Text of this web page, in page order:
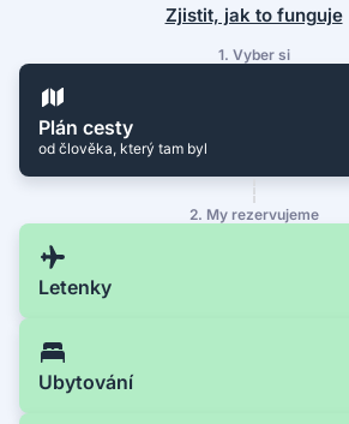
Zjistit, jak to funguje
1. Vyber si
Plán cesty
od člověka, který tam byl
2. My rezervujeme
Letenky
Ubytování